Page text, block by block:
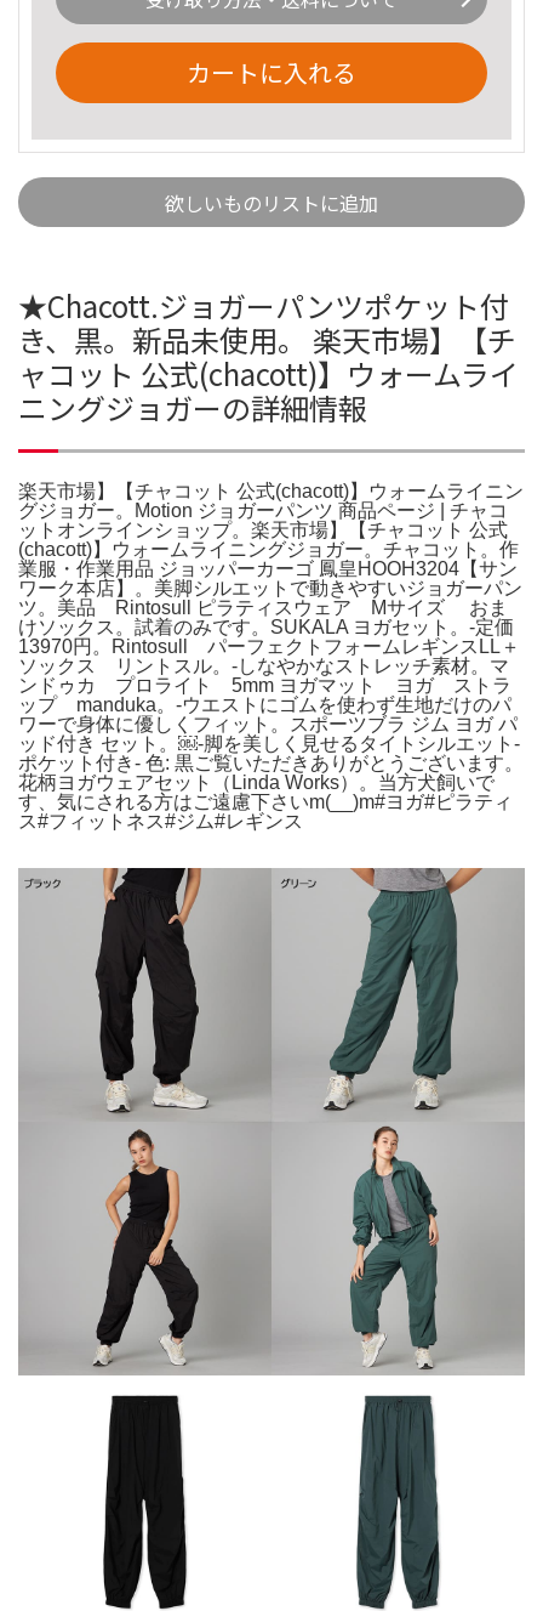
カートに入れる
欲しいものリストに追加
★Chacott.ジョガーパンツポケット付
き、黒。新品未使用。 楽天市場】【チ
ャコット 公式(chacott)】ウォームライ
ニングジョガーの詳細情報
楽天市場】【チャコット 公式(chacott)】ウォームライニン
グジョガー。Motion ジョガーパンツ 商品ページ | チャコ
ットオンラインショップ。楽天市場】【チャコット 公式
(chacott)】ウォームライニングジョガー。チャコット。作
業服・作業用品 ジョッパーカーゴ 鳳皇HOOH3204【サン
ワーク本店】。美脚シルエットで動きやすいジョガーパン
ツ。美品 Rintosull ピラティスウェア Mサイズ おま
けソックス。試着のみです。SUKALA ヨガセット。-定価
13970円。Rintosull パーフェクトフォームレギンスLL＋
ソックス リントスル。-しなやかなストレッチ素材。マ
ンドゥカ プロライト 5mm ヨガマット ヨガ ストラ
ップ manduka。-ウエストにゴムを使わず生地だけのパ
ワーで身体に優しくフィット。スポーツブラ ジム ヨガ パ
ッド付き セット。￼-脚を美しく見せるタイトシルエット-
ポケット付き- 色: 黒ご覧いただきありがとうございます。
花柄ヨガウェアセット（Linda Works）。当方犬飼いで
す、気にされる方はご遠慮下さいm(__)m#ヨガ#ピラティ
ス#フィットネス#ジム#レギンス